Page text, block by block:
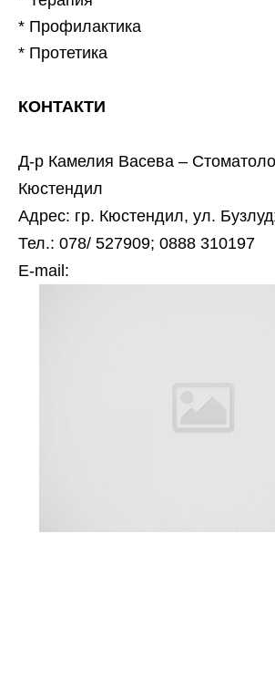
* Профилактика
* Протетика
КОНТАКТИ
Д-р Камелия Васева –
Кюстендил
Адрес: гр. Кюстендил, ул.
Тел.: 078/ 527909; 0888 310197
Е-mail: